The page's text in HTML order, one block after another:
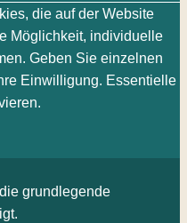
die auf der Website
Möglichkeit, individuelle
Geben Sie einzelnen
Einwilligung. Essentielle
grundlegende